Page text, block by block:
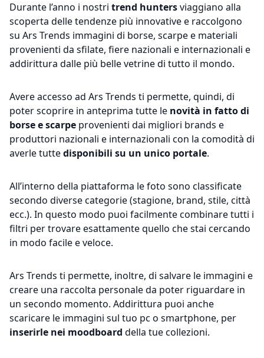
Durante l’anno i nostri trend huntersviaggiano alla
scoperta delle tendenze più innovative e raccolgono
su Ars Trends immagini di borse, scarpe e materiali
provenienti da sfilate, fiere nazionali e internazionali e
addirittura dalle più belle vetrine di tutto il mondo.
Avere accesso ad Ars Trends ti permette, quindi, di
poter scoprire in anteprima tutte le novità in fatto di
borse e scarpe provenienti dai migliori brands e
produttori nazionali e internazionali con la comodità di
averle tuttedisponibili su un unico portale.
All’interno della piattaforma le foto sono classificate
secondo diverse categorie (stagione, brand, stile, città
ecc.). In questo modo puoi facilmente combinare tutti i
filtri per trovare esattamente quello che stai cercando
in modo facile e veloce.
Ars Trends ti permette, inoltre, di salvare le immagini e
creare una raccolta personale da poter riguardare in
un secondo momento. Addirittura puoi anche
scaricare le immagini sul tuo pc o smartphone, per
inserirle nei moodboard della tue collezioni.